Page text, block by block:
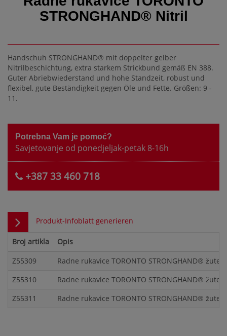
STRONGHAND® Nitril
Handschuh STRONGHAND® mit doppelter gelber
Nitrilbeschichtung, extra starkem Strickbund gemäß EN 388.
Guter Abriebwiederstand und hohe Standzeit, robust und
flexibel, gute Beständigkeit gegen Öle und Fette. Größen: 9 -
11.
Potrebna Vam je pomoć?
Savjetovanje od ponedjeljak-petak 8-16h
+387 33 460 718
Produkt-Infoblatt generieren
Broj artikla
Opis
Z55309
Radne rukavice TORONTO STRONGHAND®
Z55310
Radne rukavice TORONTO STRONGHAND®
Z55311
Radne rukavice TORONTO STRONGHAND®